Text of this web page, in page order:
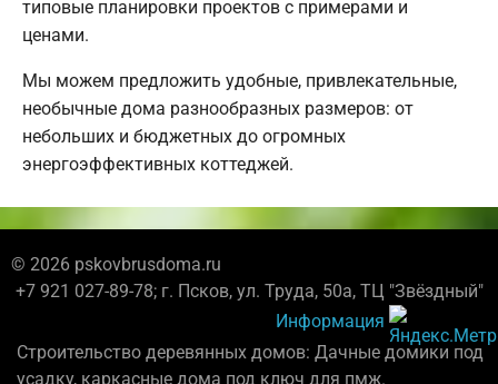
типовые планировки проектов с примерами и
ценами.
Мы можем предложить удобные, привлекательные,
необычные дома разнообразных размеров: от
небольших и бюджетных до огромных
энергоэффективных коттеджей.
© 2026 pskovbrusdoma.ru
+7 921 027-89-78; г. Псков, ул. Труда, 50а, ТЦ "Звёздный"
Информация
Строительство деревянных домов: Дачные домики под
усадку, каркасные дома под ключ для пмж.